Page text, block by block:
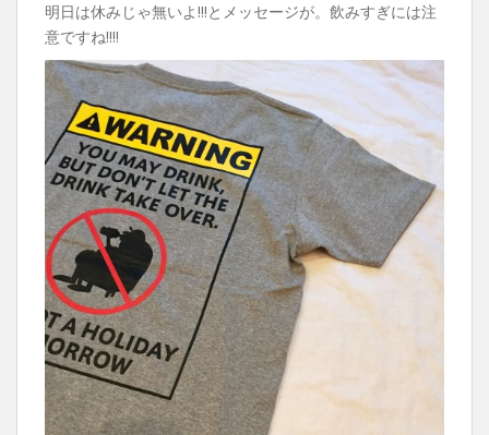
明日は休みじゃ無いよ!!!とメッセージが。飲みすぎには注
意ですね!!!!